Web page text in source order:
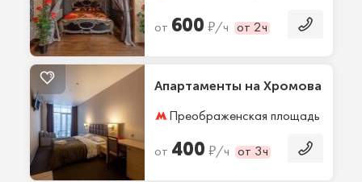
от 600 ₽/ч от 2ч
Апартаменты на Хромова
Преображенская площадь
от 400 ₽/ч от 3ч